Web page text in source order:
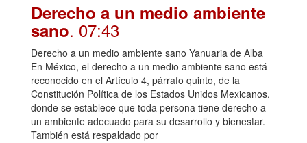
Derecho a un medio ambiente
sano. 07:43
Derecho a un medio ambiente sano Yanuaria de Alba
En México, el derecho a un medio ambiente sano está
reconocido en el Artículo 4, párrafo quinto, de la
Constitución Política de los Estados Unidos Mexicanos,
donde se establece que toda persona tiene derecho a
un ambiente adecuado para su desarrollo y bienestar.
También está respaldado por